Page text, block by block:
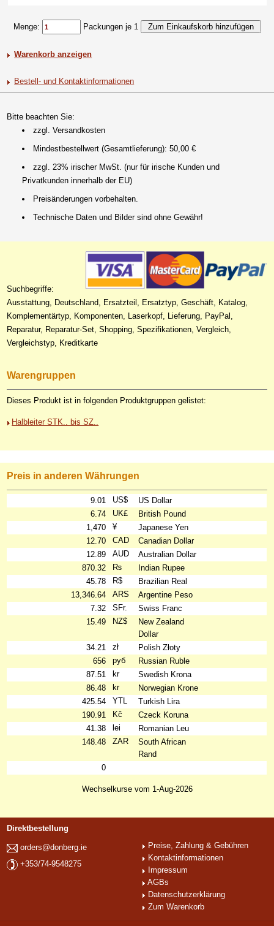
Menge: Packungen je 1
Warenkorb anzeigen
Bestell- und Kontaktinformationen
Bitte beachten Sie:
zzgl. Versandkosten
Mindestbestellwert (Gesamtlieferung): 50,00 €
zzgl. 23% irischer MwSt. (nur für irische Kunden und
Privatkunden innerhalb der EU)
Preisänderungen vorbehalten.
Technische Daten und Bilder sind ohne Gewähr!
Suchbegriffe:
Ausstattung, Deutschland, Ersatzteil, Ersatztyp, Geschäft, Katalog,
Komplementärtyp, Komponenten, Laserkopf, Lieferung, PayPal,
Reparatur, Reparatur-Set, Shopping, Spezifikationen, Vergleich,
Vergleichstyp, Kreditkarte
Warengruppen
Dieses Produkt ist in folgenden Produktgruppen gelistet:
Halbleiter STK.. bis SZ..
Preis in anderen Währungen
9.01 US$
US Dollar
6.74
UK£
British Pound
1,470
¥
Japanese Yen
12.70
CAD
Canadian Dollar
12.89
AUD
Australian Dollar
870.32
₨
Indian Rupee
45.78
R$
Brazilian Real
13,346.64
ARS
Argentine Peso
7.32
SFr.
Swiss Franc
15.49
NZ$
New Zealand
Dollar
34.21
zł
Polish Złoty
656
руб
Russian Ruble
87.51
kr
Swedish Krona
86.48
kr
Norwegian Krone
425.54
YTL
Turkish Lira
190.91
Kč
Czeck Koruna
41.38
lei
Romanian Leu
148.48
ZAR
South African
Rand
0
Wechselkurse vom 1-Aug-2026
Direktbestellung
orders@donberg.ie
+353/74-9548275
Preise, Zahlung & Gebühren
Kontaktinformationen
Impressum
AGBs
Datenschutzerklärung
Zum Warenkorb